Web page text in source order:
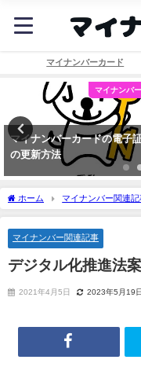
マイナンバーカード
マイナンバ
マイナンバーカードの電子
の更新方法
ホーム マイナンバー関連記
マイナンバー関連記事
デジタル化推進法
2021年4月5日 2023年5月19日